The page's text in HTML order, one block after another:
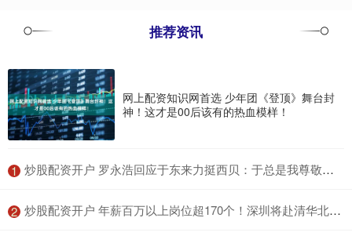
推荐资讯
网上配资知识网首选 少年团《登顶》舞台封
神！这才是00后该有的热血模样！
1 ​炒股配资开户 罗永浩回应于东来力挺西贝：于总是我尊敬的企业家，千万不要被损友误导连累了名声
2 ​炒股配资开户 年薪百万以上岗位超170个！深圳将赴清华北大招揽AI英才